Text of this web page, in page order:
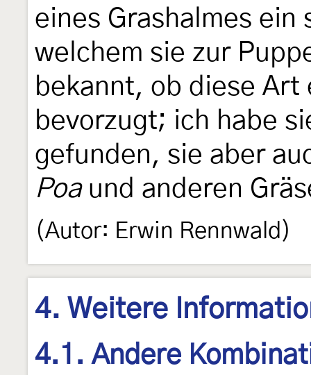
eines Grashalmes ein
welchem sie zur
bekannt, ob diese
bevorzugt; ich habe
gefunden, sie aber
Poaund anderen
(Autor: Erwin Rennwald)
4. Weitere
4.1. Andere